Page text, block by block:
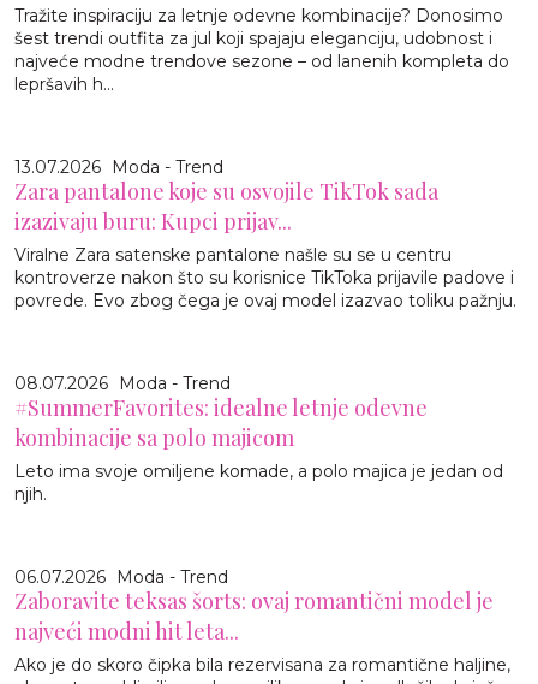
Tražite inspiraciju za letnje odevne kombinacije? Donosimo
šest trendi outfita za jul koji spajaju eleganciju, udobnost i
najveće modne trendove sezone – od lanenih kompleta do
lepršavih h...
13.07.2026 Moda - Trend
Zara pantalone koje su osvojile TikTok sada
izazivaju buru: Kupci prijav...
Viralne Zara satenske pantalone našle su se u centru
kontroverze nakon što su korisnice TikToka prijavile padove i
povrede. Evo zbog čega je ovaj model izazvao toliku pažnju.
08.07.2026 Moda - Trend
#SummerFavorites: idealne letnje odevne
kombinacije sa polo majicom
Leto ima svoje omiljene komade, a polo majica je jedan od
njih.
06.07.2026 Moda - Trend
Zaboravite teksas šorts: ovaj romantični model je
najveći modni hit leta...
Ako je do skoro čipka bila rezervisana za romantične haljine,